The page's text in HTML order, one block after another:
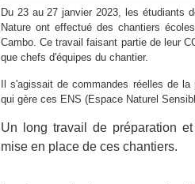
Du 23 au 27 janvier 2023, les étudiants
Nature ont effectué des chantiers
Cambo. Ce travail faisant partie de leur
que chefs d'équipes du chantier.
Il s'agissait de commandes réelles de
qui gère ces ENS (Espace Naturel
Un long travail de préparation
mise en place de ces chantiers.